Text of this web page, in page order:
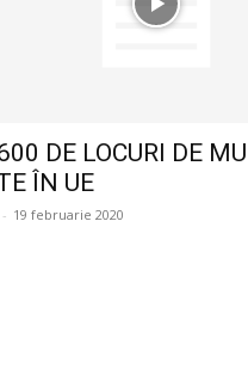
DE LOCURI DE
ÎN UE
- 19 februarie 2020